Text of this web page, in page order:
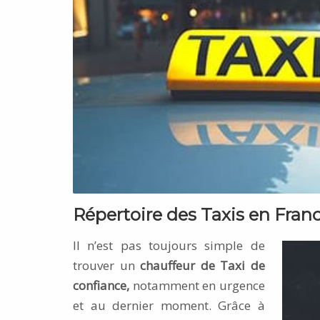
Répertoire des Taxis en
Il n’est pas toujours simple de
trouver un chauffeur de Taxi de
confiance, notamment en urgence
et au dernier moment. Grâce à